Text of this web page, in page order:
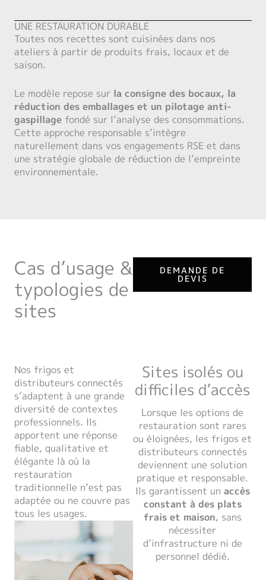
UNE RESTAURATION DURABLE
Toutes nos recettes sont cuisinées dans nos
ateliers à partir de produits frais, locaux et de
saison.
Le modèle repose sur la consigne des bocaux, la
réduction des emballages et un pilotage anti-
gaspillage fondé sur l’analyse des consommations.
Cette approche responsable s’intègre
naturellement dans vos engagements RSE et dans
une stratégie globale de réduction de l’empreinte
environnementale.
Cas d’usage &
typologies de
sites
DEMANDE DE
DEVIS
Nos frigos et
distributeurs connectés
s’adaptent à une grande
diversité de contextes
professionnels. Ils
apportent une réponse
fiable, qualitative et
élégante là où la
restauration
traditionnelle n’est pas
adaptée ou ne couvre pas
tous les usages.
Sites isolés ou
difficiles d’accès
Lorsque les options de
restauration sont rares
ou éloignées, les frigos et
distributeurs connectés
deviennent une solution
pratique et responsable.
Ils garantissent un accès
constant à des plats
frais et maison, sans
nécessiter
d’infrastructure ni de
personnel dédié.